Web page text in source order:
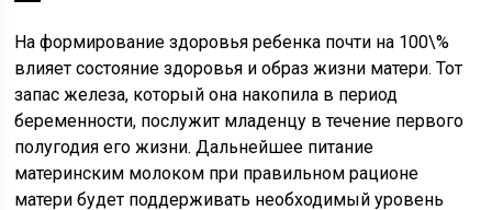
На формирование здоровья ребенка почти на 100\%
влияет состояние здоровья и образ жизни матери. Тот
запас железа, который она накопила в период
беременности, послужит младенцу в течение первого
полугодия его жизни. Дальнейшее питание
материнским молоком при правильном рационе
матери будет поддерживать необходимый уровень